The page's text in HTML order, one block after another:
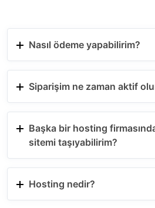
Nasıl ödeme yapabilirim?
Siparişim ne zaman aktif
Başka bir hosting
sitemi taşıyabilirim?
Hosting nedir?